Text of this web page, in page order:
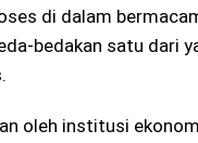
di dalam
bedakan satu dari
oleh institusi